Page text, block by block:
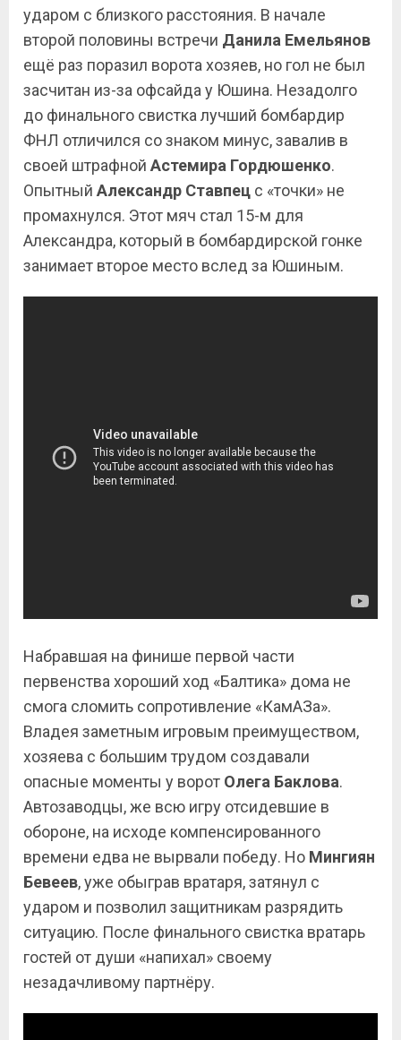
ударом с близкого расстояния. В начале
второй половины встречи Данила Емельянов
ещё раз поразил ворота хозяев, но гол не был
засчитан из-за офсайда у Юшина. Незадолго
до финального свистка лучший бомбардир
ФНЛ отличился со знаком минус, завалив в
своей штрафной Астемира Гордюшенко.
Опытный Александр Ставпец с «точки» не
промахнулся. Этот мяч стал 15-м для
Александра, который в бомбардирской гонке
занимает второе место вслед за Юшиным.
Набравшая на финише первой части
первенства хороший ход «Балтика» дома не
смога сломить сопротивление «КамАЗа».
Владея заметным игровым преимуществом,
хозяева с большим трудом создавали
опасные моменты у ворот Олега Баклова.
Автозаводцы, же всю игру отсидевшие в
обороне, на исходе компенсированного
времени едва не вырвали победу. Но Мингиян
Бевеев, уже обыграв вратаря, затянул с
ударом и позволил защитникам разрядить
ситуацию. После финального свистка вратарь
гостей от души «напихал» своему
незадачливому партнёру.